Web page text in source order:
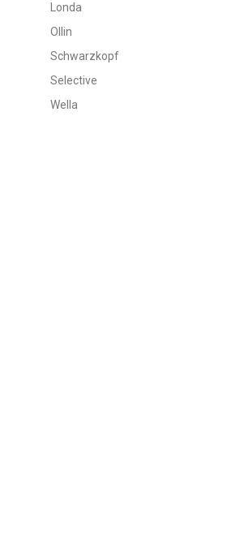
Londa
Ollin
Schwarzkopf
Selective
Wella